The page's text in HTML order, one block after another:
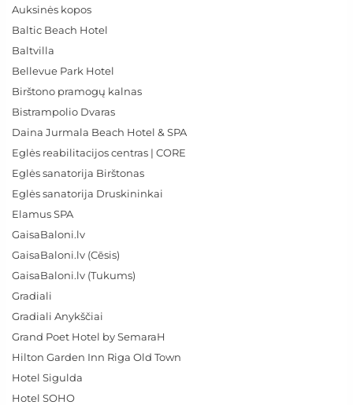
Auksinės kopos
Baltic Beach Hotel
Baltvilla
Bellevue Park Hotel
Birštono pramogų kalnas
Bistrampolio Dvaras
Daina Jurmala Beach Hotel & SPA
Eglės reabilitacijos centras | CORE
Eglės sanatorija Birštonas
Eglės sanatorija Druskininkai
Elamus SPA
GaisaBaloni.lv
GaisaBaloni.lv (Cēsis)
GaisaBaloni.lv (Tukums)
Gradiali
Gradiali Anykščiai
Grand Poet Hotel by SemaraH
Hilton Garden Inn Riga Old Town
Hotel Sigulda
Hotel SOHO